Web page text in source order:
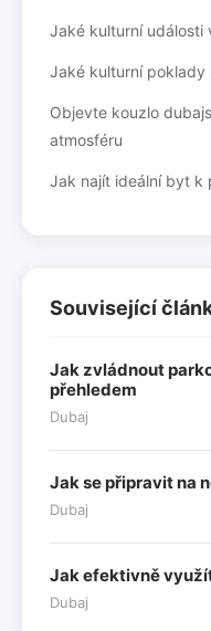
Jaké kulturní události
Jaké kulturní poklady
Objevte kouzlo
atmosféru
Jak najít ideální byt k
Související
Jak zvládnout
přehledem
Dubaj
Jak se připravit na
Dubaj
Jak efektivně
Dubaj